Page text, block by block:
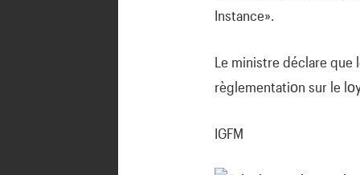
Instance».
Le ministre déclare que
règlementatiοn sur le
IGFM